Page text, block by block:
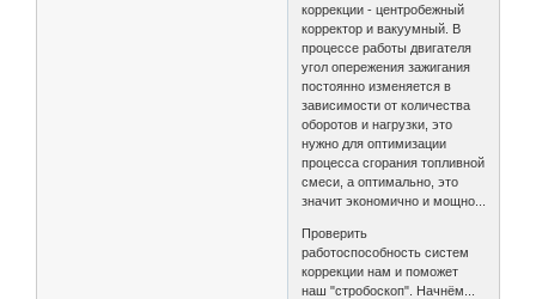
коррекции - центробежный
корректор и вакуумный. В
процессе работы двигателя
угол опережения зажигания
постоянно изменяется в
зависимости от количества
оборотов и нагрузки, это
нужно для оптимизации
процесса сгорания топливной
смеси, а оптимально, это
значит экономично и мощно...
Проверить
работоспособность систем
коррекции нам и поможет
наш "стробоскоп". Начнём...